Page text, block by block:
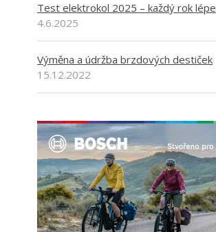
Test elektrokol 2025 – každý rok lépe
4.6.2025
Výměna a údržba brzdových destiček
15.12.2022